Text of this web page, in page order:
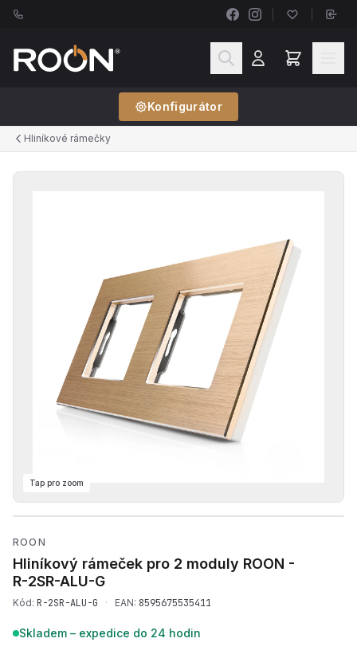
Konfigurátor
Hliníkové rámečky
Tap pro zoom
ROON
Hliníkový rámeček pro 2 moduly ROON -
R-2SR-ALU-G
Kód: R-2SR-ALU-G · EAN: 8595675535411
Skladem – expedice do 24 hodin